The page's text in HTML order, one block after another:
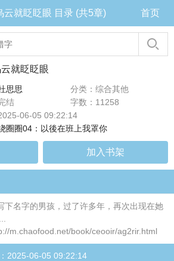
云就眨眨眼 目录 (共5章) 首页
就眨眨眼
思思
分类：综合其他
结
字数：11258
06-05 09:22:14
圈圈04：以後在班上我罩你
加入书架
下名字的男孩，过了许多年，再次出现在她
m.chaofood.net/book/ceooir/ag2rir.html
2025-06-05 09:22:14